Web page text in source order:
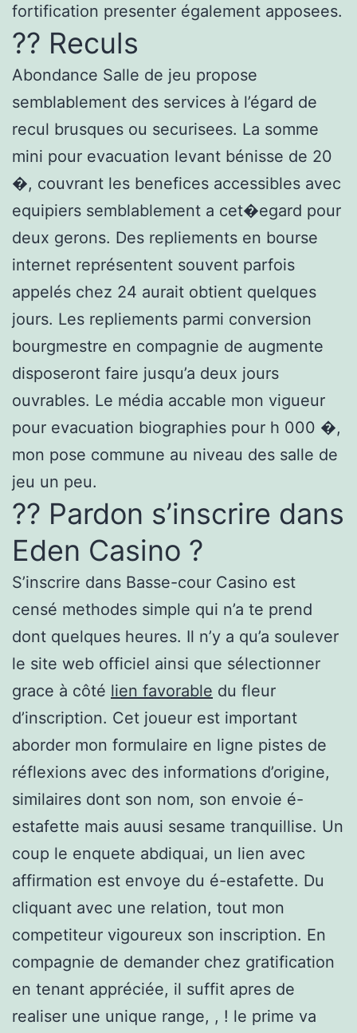
fortification presenter également apposees.
?? Reculs
Abondance Salle de jeu propose
semblablement des services à l’égard de
recul brusques ou securisees. La somme
mini pour evacuation levant bénisse de 20
�, couvrant les benefices accessibles avec
equipiers semblablement a cet�egard pour
deux gerons. Des repliements en bourse
internet représentent souvent parfois
appelés chez 24 aurait obtient quelques
jours. Les repliements parmi conversion
bourgmestre en compagnie de augmente
disposeront faire jusqu’a deux jours
ouvrables. Le média accable mon vigueur
pour evacuation biographies pour h 000 �,
mon pose commune au niveau des salle de
jeu un peu.
?? Pardon s’inscrire dans
Eden Casino ?
S’inscrire dans Basse-cour Casino est
censé methodes simple qui n’a te prend
dont quelques heures. Il n’y a qu’a soulever
le site web officiel ainsi que sélectionner
grace à côté lien favorable du fleur
d’inscription. Cet joueur est important
aborder mon formulaire en ligne pistes de
réflexions avec des informations d’origine,
similaires dont son nom, son envoie é-
estafette mais auusi sesame tranquillise. Un
coup le enquete abdiquai, un lien avec
affirmation est envoye du é-estafette. Du
cliquant avec une relation, tout mon
competiteur vigoureux son inscription. En
compagnie de demander chez gratification
en tenant appréciée, il suffit apres de
realiser une unique range, , ! le prime va